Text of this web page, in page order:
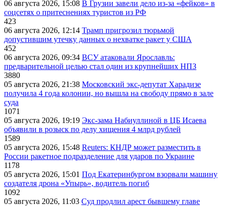
06 августа 2026, 15:08 В Грузии завели дело из-за «фейков» в
соцсетях о притеснениях туристов из РФ
423
06 августа 2026, 12:14 Трамп пригрозил тюрьмой
допустившим утечку данных о нехватке ракет у США
452
06 августа 2026, 09:34 ВСУ атаковали Ярославль:
предварительной целью стал один из крупнейших НПЗ
3880
05 августа 2026, 21:38 Московский экс-депутат Харадизе
получила 4 года колонии, но вышла на свободу прямо в зале
суда
1071
05 августа 2026, 19:19 Экс-зама Набиуллиной в ЦБ Исаева
объявили в розыск по делу хищения 4 млрд рублей
1589
05 августа 2026, 15:48 Reuters: КНДР может разместить в
России ракетное подразделение для ударов по Украине
1178
05 августа 2026, 15:01 Под Екатеринбургом взорвали машину
создателя дрона «Упырь», водитель погиб
1092
05 августа 2026, 11:03 Суд продлил арест бывшему главе